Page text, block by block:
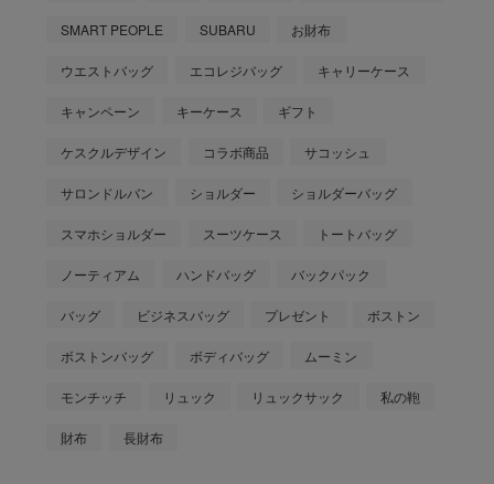
SMART PEOPLE SUBARU お財布
ウエストバッグ エコレジバッグ キャリーケース
キャンペーン キーケース ギフト
ケスクルデザイン コラボ商品 サコッシュ
サロンドルバン ショルダー ショルダーバッグ
スマホショルダー スーツケース トートバッグ
ノーティアム ハンドバッグ バックパック
バッグ ビジネスバッグ プレゼント ボストン
ボストンバッグ ボディバッグ ムーミン
モンチッチ リュック リュックサック 私の鞄
財布 長財布